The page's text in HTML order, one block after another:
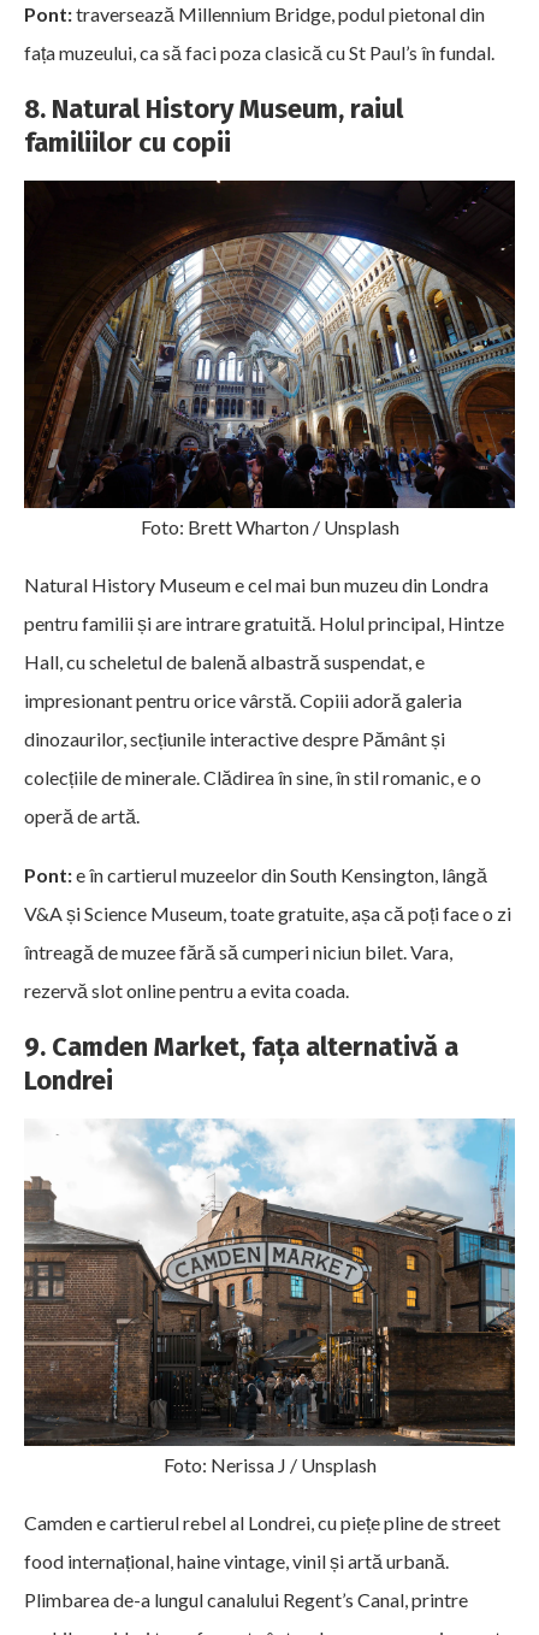
Pont:traversează Millennium Bridge, podul pietonal din
fața muzeului, ca să faci poza clasică cu St Paul’s în fundal.
8. Natural History Museum, raiul
familiilor cu copii
Foto: Brett Wharton / Unsplash
Natural History Museum e cel mai bun muzeu din Londra
pentru familii și are intrare gratuită. Holul principal, Hintze
Hall, cu scheletul de balenă albastră suspendat, e
impresionant pentru orice vârstă. Copiii adoră galeria
dinozaurilor, secțiunile interactive despre Pământ și
colecțiile de minerale. Clădirea în sine, în stil romanic, e o
operă de artă.
Pont:e în cartierul muzeelor din South Kensington, lângă
V&A și Science Museum, toate gratuite, așa că poți face o zi
întreagă de muzee fără să cumperi niciun bilet. Vara,
rezervă slot online pentru a evita coada.
9. Camden Market, fața alternativă a
Londrei
Foto: Nerissa J / Unsplash
Camden e cartierul rebel al Londrei, cu piețe pline de street
food internațional, haine vintage, vinil și artă urbană.
Plimbarea de-a lungul canalului Regent’s Canal, printre